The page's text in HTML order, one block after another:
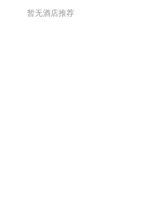
暂无酒店推荐